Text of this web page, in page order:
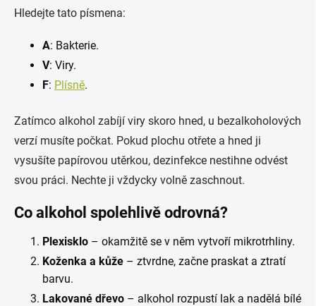
Hledejte tato písmena:
A: Bakterie.
V: Viry.
F: Plísně.
Zatímco alkohol zabíjí viry skoro hned, u bezalkoholových
verzí musíte počkat. Pokud plochu otřete a hned ji
vysušíte papírovou utěrkou, dezinfekce nestihne odvést
svou práci. Nechte ji vždycky volně zaschnout.
Co alkohol spolehlivě odrovná?
Plexisklo – okamžitě se v něm vytvoří mikrotrhliny.
Koženka a kůže – ztvrdne, začne praskat a ztratí
barvu.
Lakované dřevo – alkohol rozpustí lak a nadělá bílé